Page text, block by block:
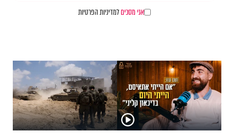
אני מסכיםלמדיניות הפרטיות